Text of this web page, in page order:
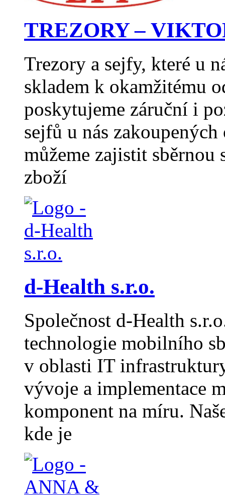
TREZORY –
Trezory a sejfy, které u
skladem k okamžitému
poskytujeme záruční i
sejfů u nás
můžeme zajistit
zboží
d-Health s.r.o.
Společnost d-Health
technologie mobilního
v oblasti IT
vývoje a implementace
komponent na míru.
kde je